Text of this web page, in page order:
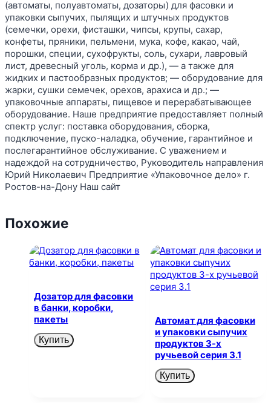
(автоматы, полуавтоматы, дозаторы) для фасовки и
упаковки сыпучих, пылящих и штучных продуктов
(семечки, орехи, фисташки, чипсы, крупы, сахар,
конфеты, пряники, пельмени, мука, кофе, какао, чай,
порошки, специи, сухофрукты, соль, сухари, лавровый
лист, древесный уголь, корма и др.), — а также для
жидких и пастообразных продуктов; — оборудование для
жарки, сушки семечек, орехов, арахиса и др.; —
упаковочные аппараты, пищевое и перерабатывающее
оборудование. Наше предприятие предоставляет полный
спектр услуг: поставка оборудования, сборка,
подключение, пуско-наладка, обучение, гарантийное и
послегарантийное обслуживание. С уважением и
надеждой на сотрудничество, Руководитель направления
Юрий Николаевич Предприятие «Упаковочное дело» г.
Ростов-на-Дону Наш сайт
Похожие
Дозатор для фасовки
в банки, коробки,
пакеты
Купить
Автомат для фасовки
и упаковки сыпучих
продуктов 3-х
ручьевой серия 3.1
Купить